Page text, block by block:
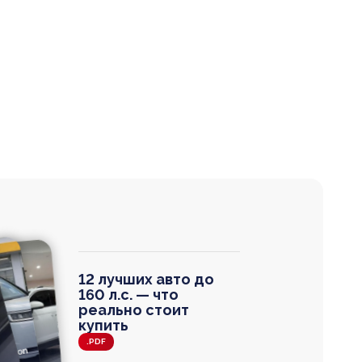
12 лучших авто до
160 л.с. — что
реально стоит
купить
.PDF